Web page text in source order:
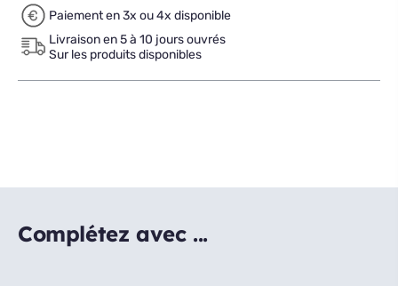
Paiement en 3x ou 4x disponible
Livraison en 5 à 10 jours ouvrés
Sur les produits disponibles
Complétez avec ...